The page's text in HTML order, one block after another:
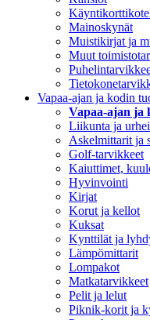
Mainoskynät
Muistikirjat ja
Muut
Vapaa-ajan ja kodin
Vapaa-ajan ja
Liikunta ja
Askelmittarit ja
Golf-tarvikkeet
Kaiuttimet,
Hyvinvointi
Kirjat
Korut ja kellot
Kuksat
Kynttilät ja
Lämpömittarit
Lompakot
Matkatarvikkeet
Pelit ja lelut
Piknik-korit ja